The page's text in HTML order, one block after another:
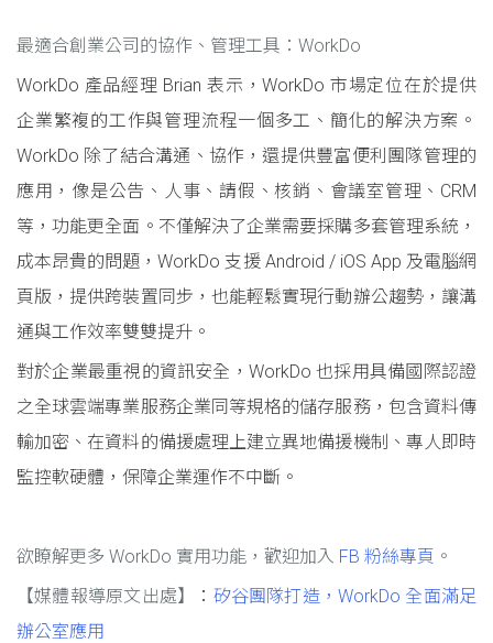
最適合創業公司的協作、管理工具：WorkDo
WorkDo 產品經理 Brian 表示，WorkDo 市場定位在於提供
企業繁複的工作與管理流程一個多工、簡化的解決方案。
WorkDo 除了結合溝通、協作，還提供豐富便利團隊管理的
應用，像是公告、人事、請假、核銷、會議室管理、CRM
等，功能更全面。不僅解決了企業需要採購多套管理系統，
成本昂貴的問題，WorkDo 支援 Android / iOS App 及電腦網
頁版，提供跨裝置同步，也能輕鬆實現行動辦公趨勢，讓溝
通與工作效率雙雙提升。
對於企業最重視的資訊安全，WorkDo 也採用具備國際認證
之全球雲端專業服務企業同等規格的儲存服務，包含資料傳
輸加密、在資料的備援處理上建立異地備援機制、專人即時
監控軟硬體，保障企業運作不中斷。
欲瞭解更多 WorkDo 實用功能，歡迎加入 FB 粉絲專頁 。
【媒體報導原文出處】
： 矽谷團隊打造，WorkDo 全面滿足
辦公室應用